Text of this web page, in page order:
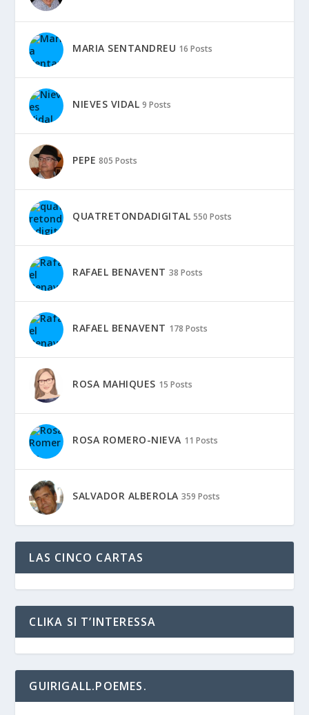
MARIA SENTANDREU 16 Posts
NIEVES VIDAL 9 Posts
PEPE 805 Posts
QUATRETONDADIGITAL 550 Posts
RAFAEL BENAVENT 38 Posts
RAFAEL BENAVENT 178 Posts
ROSA MAHIQUES 15 Posts
ROSA ROMERO-NIEVA 11 Posts
SALVADOR ALBEROLA 359 Posts
LAS CINCO CARTAS
CLIKA SI T’INTERESSA
GUIRIGALL.POEMES.